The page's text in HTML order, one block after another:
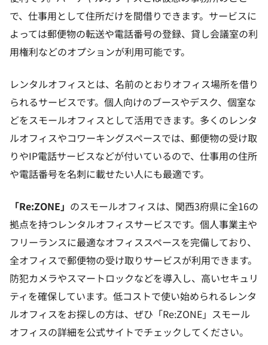
で、仕事用として住所だけを間借りできます。サービスに
よっては郵便物の転送や電話番号の登録、貸し会議室の利
用権利などのオプションが利用可能です。
レンタルオフィスとは、名前のとおりオフィス場所を借り
られるサービスです。個人向けのブースやデスク、個室な
どをスモールオフィスとして活用できます。多くのレンタ
ルオフィスやコワーキングスペースでは、郵便物の受け取
りやIP電話サービスなどが付いているので、仕事用の住所
や電話番号を名刺に載せたい人にも最適です。
「Re:ZONE」 のスモールオフィスは、関西3府県に全16の
拠点を持つレンタルオフィスサービスです。個人事業主や
フリーランスに最適なオフィススペースを完備しており、
全オフィスで郵便物の受け取りサービスが利用できます。
防犯カメラやスマートロックなどを導入し、高いセキュリ
ティを確保しています。低コストで使い始められるレンタ
ルオフィスをお探しの方は、ぜひ「Re:ZONE」スモール
オフィスの詳細を公式サイトでチェックしてください。